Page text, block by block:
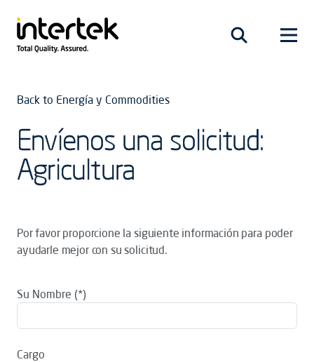
Back to Energía y Commodities
Envíenos una solicitud:
Agricultura
Por favor proporcione la siguiente información para poder
ayudarle mejor con su solicitud.
Su Nombre
Cargo